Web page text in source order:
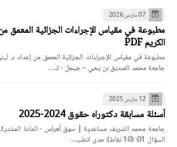
07 مارس 2026
مطبوعة في مقياس الإجراءات الجزائية المعمق
الكريم PDF
جامعة محمد الصديق بن يحي – جيجل - ك…
12 مارس 2025
أسئلة مسابقة دكتوراه حقوق 2024-2025
جامعة محمد الشريف مساعدية | سوق أهراس - المادة
السؤال 01: (10 نقاط): مدى انطب…